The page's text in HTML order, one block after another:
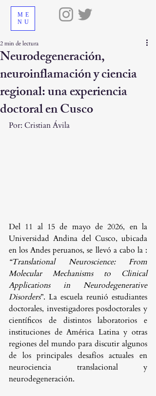
ME
NU
Neurodegeneración,
neuroinflamación y ciencia
regional: una experiencia
doctoral en Cusco
2 min de lectura
Por: Cristian Ávila
Del 11 al 15 de mayo de 2026, en la
Universidad Andina del Cusco, ubicada
“Translational Neuroscience: From
Molecular Mechanisms to Clinical
Applications in Neurodegenerative
Disorders”. La escuela reunió estudiantes
doctorales, investigadores posdoctorales y
científicos de distintos laboratorios e
instituciones de América Latina y otras
regiones del mundo para discutir algunos
de los principales desafíos actuales en
neurociencia translacional y
neurodegeneración.